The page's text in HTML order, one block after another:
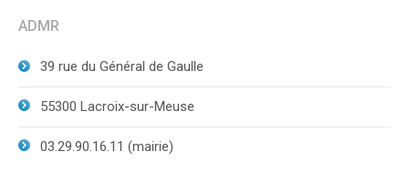
Tourisme et Mémoire
ADMR
39 rue du Général de Gaulle
55300 Lacroix-sur-Meuse
03.29.90.16.11 (mairie)